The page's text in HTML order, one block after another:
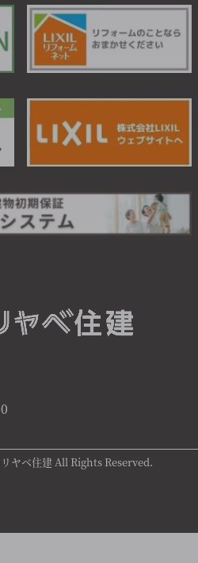
ヤベ住建 All Rights Reserved.